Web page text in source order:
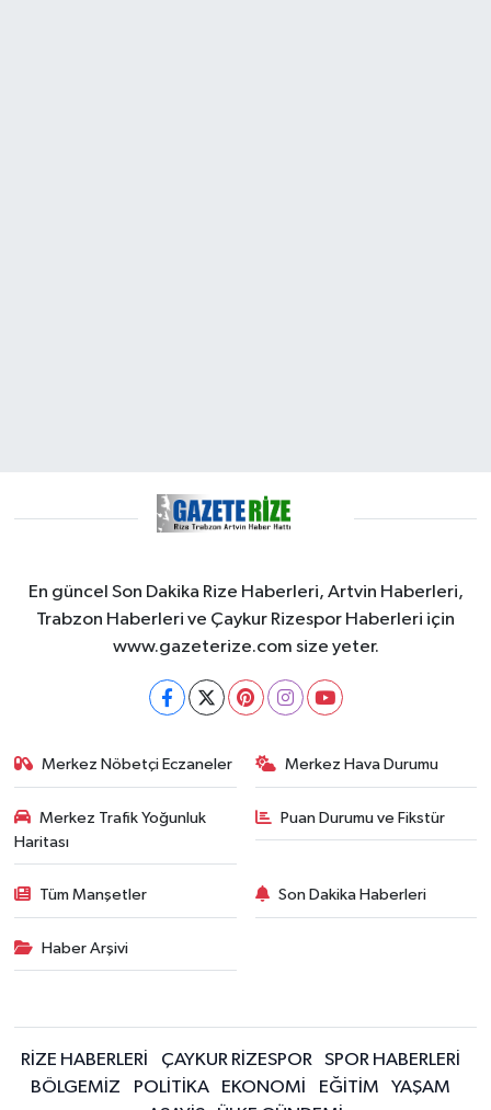
En güncel Son Dakika Rize Haberleri, Artvin Haberleri,
Trabzon Haberleri ve Çaykur Rizespor Haberleri için
www.gazeterize.com size yeter.
Merkez Nöbetçi Eczaneler Merkez Hava Durumu
Merkez Trafik Yoğunluk
Haritası
Puan Durumu ve Fikstür
Tüm Manşetler Son Dakika Haberleri
Haber Arşivi
RİZE HABERLERİ ÇAYKUR RİZESPOR
SPOR HABERLERİ
BÖLGEMİZ
POLİTİKA EKONOMİ EĞİTİM
YAŞAM